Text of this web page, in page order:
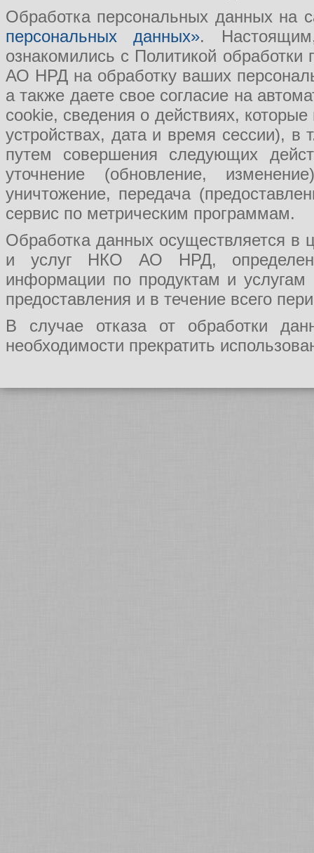
Обработка персональных данных на
персональных данных».
ознакомились с Политикой
АО НРД на обработку ваших
а также даете свое согласие на
cookie, сведения о действиях,
устройствах, дата и время сессии), в
путем совершения следующих
уточнение (обновление,
уничтожение, передача
сервис по метрическим программам.
Обработка данных осуществляется в
и услуг НКО АО НРД, определения
информации по продуктам и
предоставления и в течение всего
В случае отказа от обработки
необходимости прекратить